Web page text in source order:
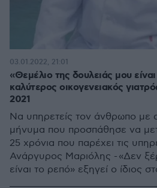
«Θεμέλιο της δουλειάς μου
καλύτερος οικογενειακός
2021
Να υπηρετείς τον άνθρωπο με
μήνυμα που προσπάθησε να
25 χρόνια που παρέχει τις
Ανάργυρος Μαριόλης - «Δεν
είναι το ρεπό» εξηγεί ο ίδιος
03.01.2022, 21:01